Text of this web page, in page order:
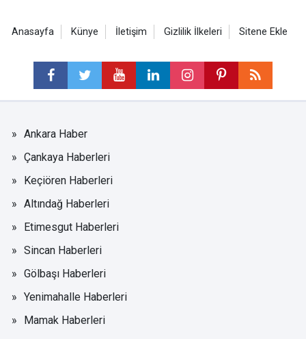
Anasayfa Künye İletişim Gizlilik İlkeleri Sitene Ekle
Ankara Haber
Çankaya Haberleri
Keçiören Haberleri
Altındağ Haberleri
Etimesgut Haberleri
Sincan Haberleri
Gölbaşı Haberleri
Yenimahalle Haberleri
Mamak Haberleri